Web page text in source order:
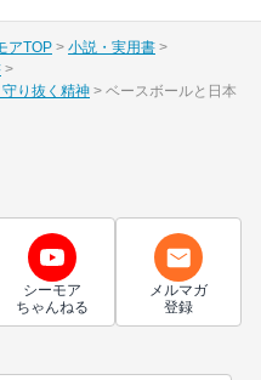
アTOP
小説・実用書
り抜く精神
ベースボールと日本
シーモア
ちゃんねる
メルマガ
登録